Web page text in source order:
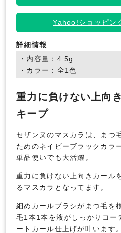
Yahoo!ショッピン
詳細情報
・内容量：4.5g
・カラー：全1色
重力に負けない上向
キープ
セザンヌのマスカラは、まつ
ためのネイビーブラックカラ
単品使いでも大活躍。
重力に負けない上向きカール
るマスカラとなってます。
細めカールブラシがまつ毛を
毛1本1本を液がしっかりコー
ートカール仕上げが叶います。